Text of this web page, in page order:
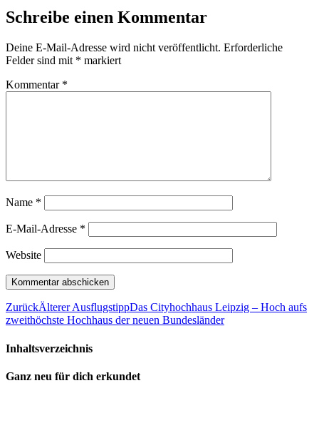
Schreibe einen Kommentar
Deine E-Mail-Adresse wird nicht veröffentlicht. Erforderliche
Felder sind mit * markiert
Kommentar *
Name *
E-Mail-Adresse *
Website
ZurückÄlterer AusflugstippDas Cityhochhaus Leipzig – Hoch aufs
zweithöchste Hochhaus der neuen Bundesländer
Inhaltsverzeichnis
Ganz neu für dich erkundet